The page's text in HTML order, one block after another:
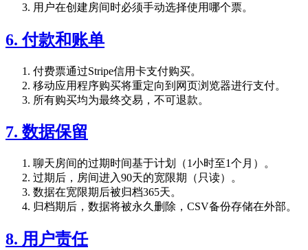
用户在创建房间时必须手动选择使用哪个票。
6. 付款和账单
付费票通过Stripe信用卡支付购买。
移动应用程序购买将重定向到网页浏览器进行支付。
所有购买均为最终交易，不可退款。
7. 数据保留
聊天房间的过期时间基于计划（1小时至1个月）。
过期后，房间进入90天的宽限期（只读）。
数据在宽限期后被归档365天。
归档期后，数据将被永久删除，CSV备份存储在外部。
8. 用户责任